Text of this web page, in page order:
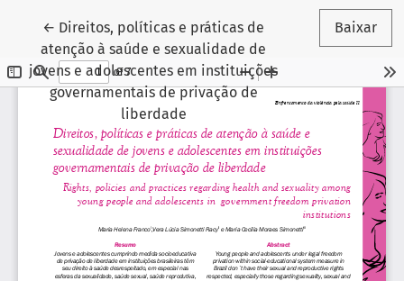
← Voltar aos Detalhes do Artigo
Direitos, políticas e práticas de
atenção à saúde e sexualidade de
jovens e adolescentes em instituições
governamentais de privação de
liberdade
Baixar